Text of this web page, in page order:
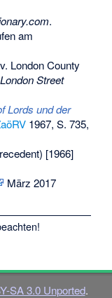
.
am
London County
London Street
Lords und der
1967, S. 735,
[1966]
März 2017
SA 3.0 Unported.